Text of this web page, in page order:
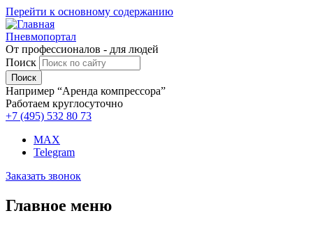
Перейти к основному содержанию
Пневмопортал
От профессионалов - для людей
Поиск
Например “Аренда компрессора”
Работаем круглосуточно
+7 (495) 532 80 73
MAX
Telegram
Заказать звонок
Главное меню